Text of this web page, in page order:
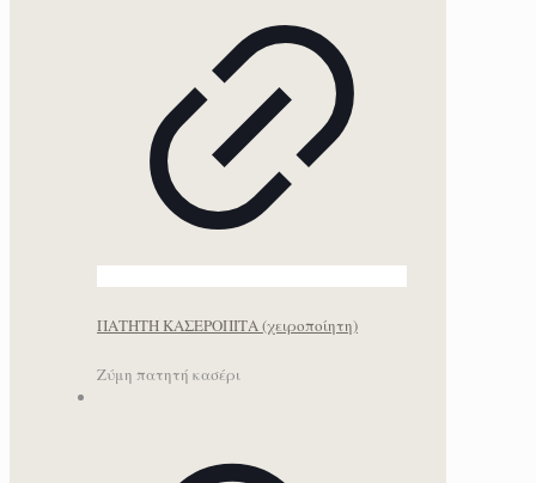
ΠΑΤΗΤΗ ΚΑΣΕΡΟΠΙΤΑ (χειροποίητη)
Ζύμη πατητή κασέρι